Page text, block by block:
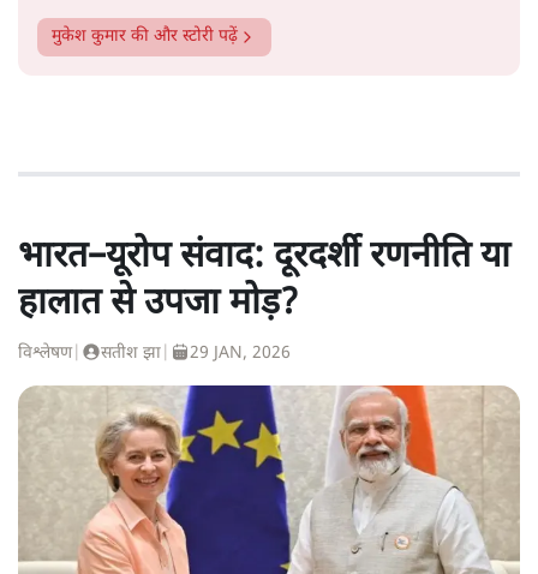
मुकेश कुमार की और स्टोरी पढ़ें
भारत–यूरोप संवाद: दूरदर्शी रणनीति या
हालात से उपजा मोड़?
विश्लेषण| सतीश झा 29 JAN, 2026